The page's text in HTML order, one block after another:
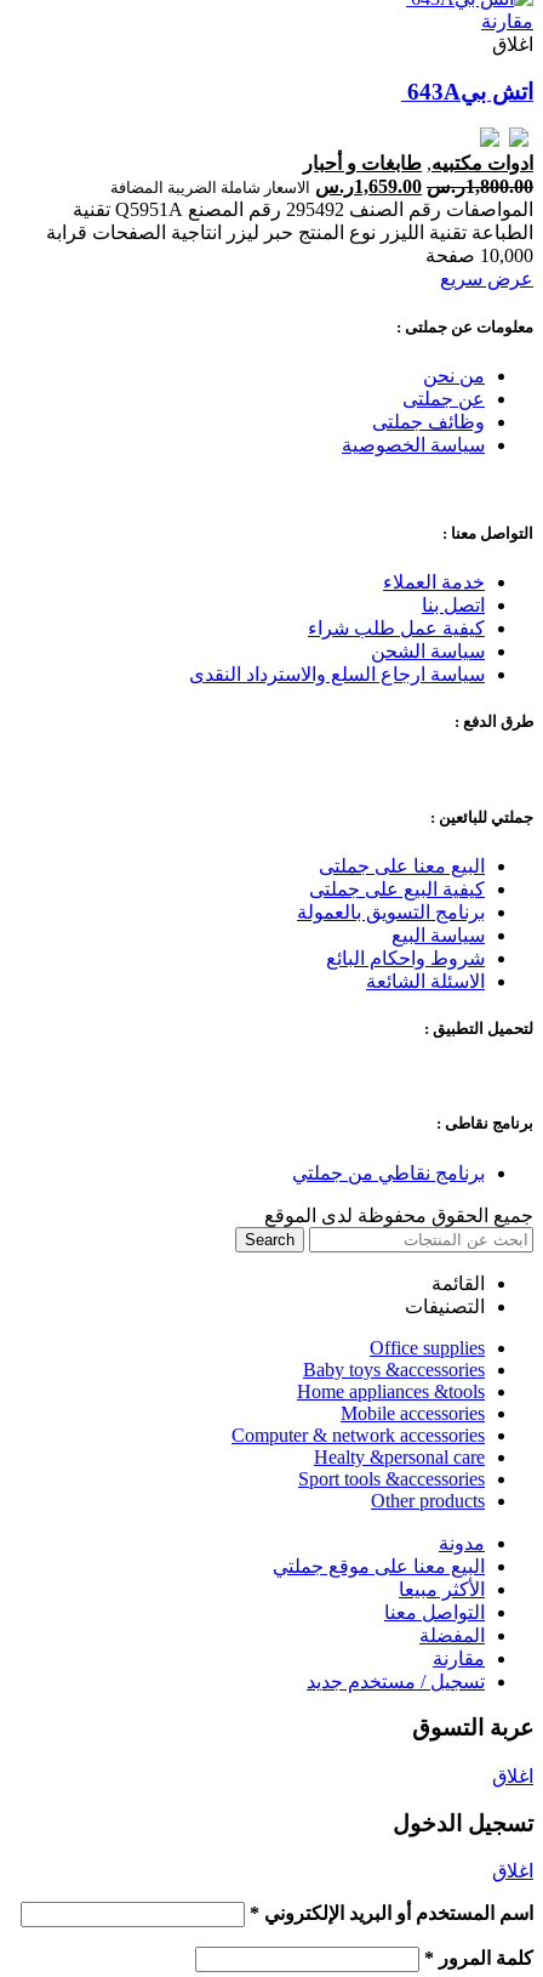
مقارنة
اغلاق
ادوات مكتبيه, طابغات و أحبار
1,800.00ر.س 1,659.00ر.س الاسعار شاملة الضريبة المضافة
المواصفات رقم الصنف 295492 رقم المصنع Q5951A تقنية
الطباعة تقنية الليزر نوع المنتج حبر ليزر انتاجية الصفحات ‎قرابة
10,000 صفحة‎
عرض سريع
معلومات عن جملتى :
من نحن
عن جملتى
وظائف جملتى
سياسة الخصوصية
التواصل معنا :
خدمة العملاء
اتصل بنا
كيفية عمل طلب شراء
سياسة الشحن
سياسة ارجاع السلع والاسترداد النقدى
طرق الدفع :
جملتي للبائعين :
البيع معنا على جملتى
كيفية البيع على جملتى
برنامج التسويق بالعمولة
سياسة البيع
شروط واحكام البائع
الاسئلة الشائعة
لتحميل التطبيق :
برنامج نقاطى :
برنامج نقاطي من جملتي
جميع الحقوق محفوظة لدى الموقع
Search
القائمة
التصنيفات
Office supplies
Baby toys &accessories
Home appliances &tools
Mobile accessories
Computer & network accessories
Healty &personal care
Sport tools &accessories
Other products
مدونة
البيع معنا على موقع جملتي
الأكثر مبيعا
التواصل معنا
المفضلة
مقارنة
تسجيل / مستخدم جديد
عربة التسوق
اغلاق
تسجيل الدخول
اغلاق
اسم المستخدم أو البريد الإلكتروني *
كلمة المرور *